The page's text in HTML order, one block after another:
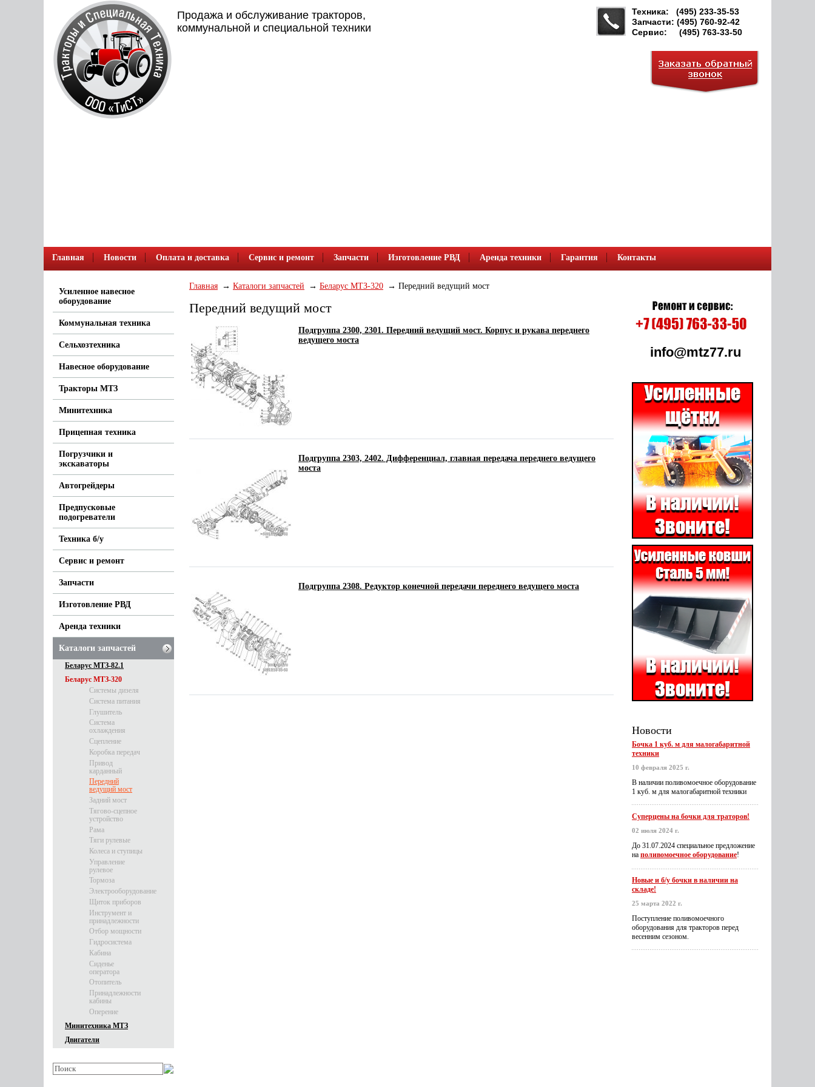
Продажа и обслуживание тракторов,
коммунальной и специальной техники
Техника: (495) 233-35-53
Запчасти: (495) 760-92-42
Сервис: (495) 763-33-50
Главная Новости Оплата и доставка Сервис и ремонт Запчасти Изготовление РВД Аренда техники Гарантия Контакты
Главная Каталоги запчастей Беларус МТЗ-320 Передний ведущий мост
Передний ведущий мост
Подгруппа 2300, 2301. Передний ведущий мост. Корпус и рукава переднего
ведущего моста
Подгруппа 2303, 2402. Дифференциал, главная передача переднего ведущего
моста
Подгруппа 2308. Редуктор конечной передачи переднего ведущего моста
Усиленное навесное
оборудование
Коммунальная техника
Сельхозтехника
Навесное оборудование
Тракторы МТЗ
Минитехника
Прицепная техника
Погрузчики и
экскаваторы
Автогрейдеры
Предпусковые
подогреватели
Техника б/у
Сервис и ремонт
Запчасти
Изготовление РВД
Аренда техники
Каталоги запчастей
Беларус МТЗ-82.1
Беларус МТЗ-320
Системы дизеля
Система питания
Глушитель
Система
охлаждения
Сцепление
Коробка передач
Привод
карданный
Передний
ведущий мост
Задний мост
Тягово-сцепное
устройство
Рама
Тяги рулевые
Колеса и ступицы
Управление
рулевое
Тормоза
Электрооборудование
Щиток приборов
Инструмент и
принадлежности
Отбор мощности
Гидросистема
Кабина
Сиденье
оператора
Отопитель
Принадлежности
кабины
Оперение
Минитехника МТЗ
Двигатели
info@mtz77.ru
Новости
Бочка 1 куб. м для малогабаритной
техники
10 февраля 2025 г.
В наличии поливомоечное оборудование
1 куб. м для малогабаритной техники
Суперцены на бочки для траторов!
02 июля 2024 г.
До 31.07.2024 специальное предложение
на поливомоечное оборудование!
Новые и б/у бочки в наличии на
складе!
25 марта 2022 г.
Поступление поливомоечного
оборудования для тракторов перед
весенним сезоном.